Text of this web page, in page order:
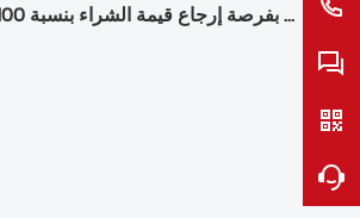
البحث عن شركاء يتمتعون بفرصة إرجاع قيمة الشراء بنسبة 100%